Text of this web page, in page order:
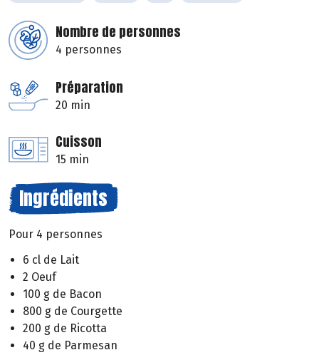
Nombre de personnes
4 personnes
Préparation
20 min
Cuisson
15 min
Ingrédients
Pour 4 personnes
6 cl de Lait
2 Oeuf
100 g de Bacon
800 g de Courgette
200 g de Ricotta
40 g de Parmesan